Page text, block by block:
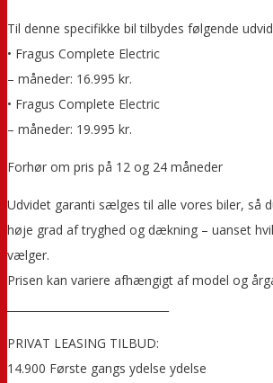
Til denne specifikke bil tilbydes følgende
• Fragus Complete Electric
– måneder: 16.995 kr.
• Fragus Complete Electric
– måneder: 19.995 kr.
Forhør om pris på 12 og 24 måneder
Udvidet garanti sælges til alle vores biler, så
høje grad af tryghed og dækning – uanset
vælger.
Prisen kan variere afhængigt af model og
PRIVAT LEASING TILBUD:
14.900 Første gangs ydelse ydelse